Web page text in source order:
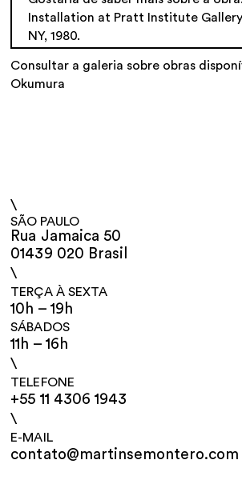
Consultar a galeria sobre obras
Okumura
\
SÃO PAULO
Rua Jamaica 50
01439 020 Brasil
\
TERÇA À SEXTA
10h – 19h
SÁBADOS
11h – 16h
\
TELEFONE
+55 11 4306 1943
\
E-MAIL
contato@martinsemontero.com